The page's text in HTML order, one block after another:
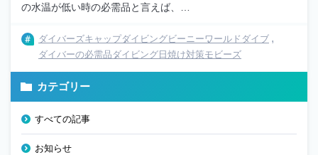
の水温が低い時の必需品と言えば、…
ダイバーズキャップダイビングビーニーワールドダイブ
ダイバーの必需品 ダイビング日焼け対策モビーズ
カテゴリー
すべての記事
お知らせ